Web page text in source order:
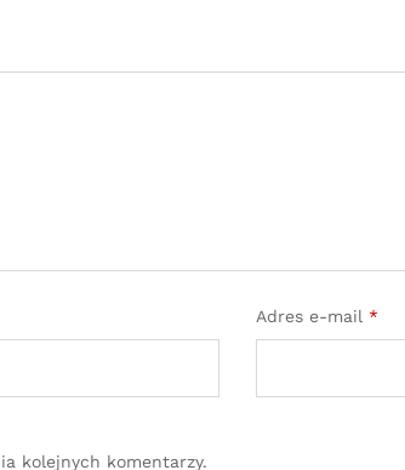
Adres e-mail *
kolejnych komentarzy.